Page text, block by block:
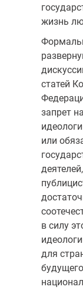
жизнь
статей
запрет
или
в силу
для